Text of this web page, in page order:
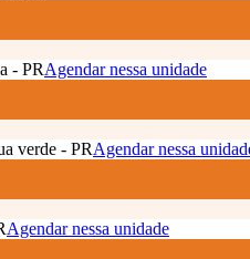
- PRAgendar nessa unidade
verde - PRAgendar nessa
Agendar nessa unidade